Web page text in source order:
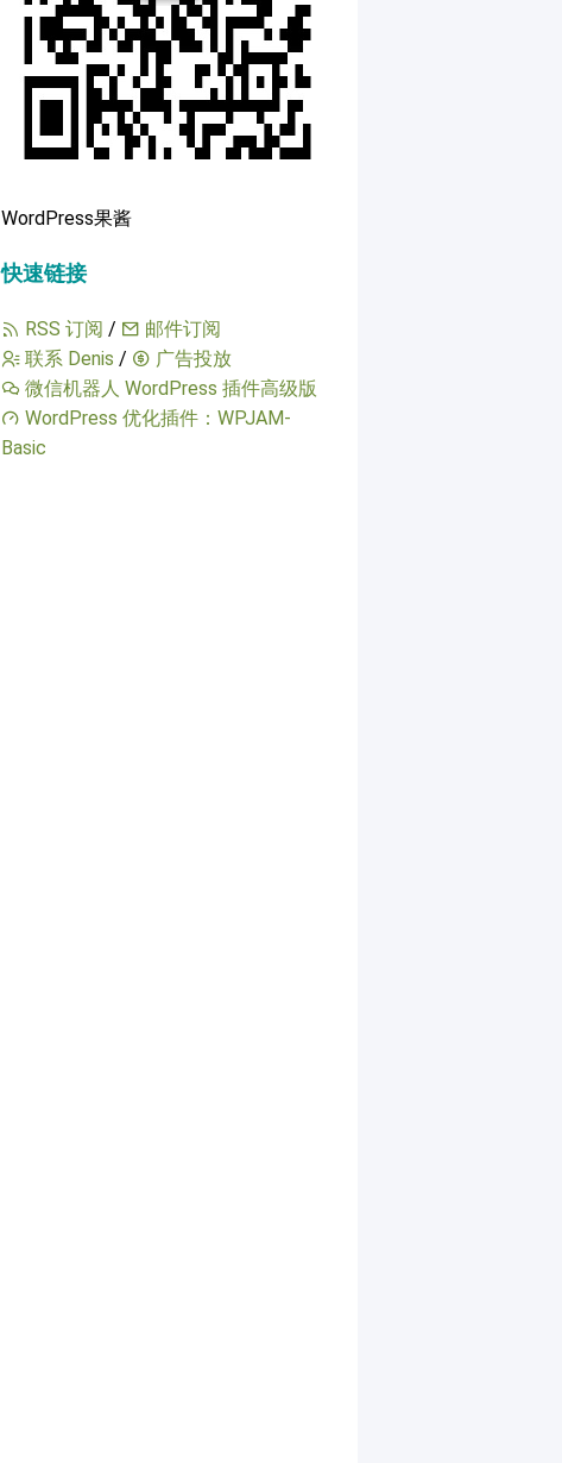
WordPress果酱
快速链接
RSS 订阅 /
邮件订阅
联系 Denis /
广告投放
微信机器人 WordPress 插件高级版
WordPress 优化插件：WPJAM-
Basic